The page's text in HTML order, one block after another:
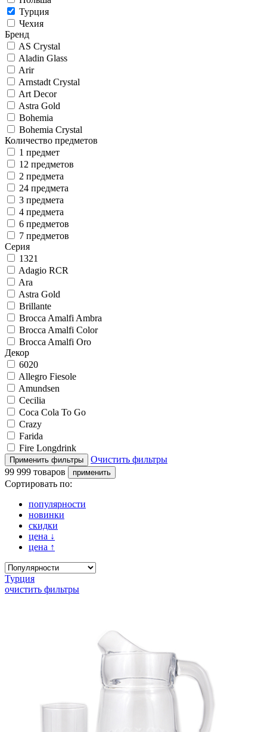
Турция
Чехия
Бренд
AS Crystal
Aladin Glass
Arir
Arnstadt Crystal
Art Decor
Astra Gold
Bohemia
Bohemia Crystal
Количество предметов
1 предмет
12 предметов
2 предмета
24 предмета
3 предмета
4 предмета
6 предметов
7 предметов
Серия
1321
Adagio RCR
Ara
Astra Gold
Brillante
Brocca Amalfi Ambra
Brocca Amalfi Color
Brocca Amalfi Oro
Декор
6020
Allegro Fiesole
Amundsen
Cecilia
Coca Cola To Go
Crazy
Farida
Fire Longdrink
Очистить фильтры
99 999 товаров
Сортировать по:
популярности
новинки
скидки
цена ↓
цена ↑
Турция
очистить фильтры